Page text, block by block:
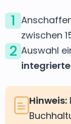
1
zwischen
2 Auswahl
Hinweis: